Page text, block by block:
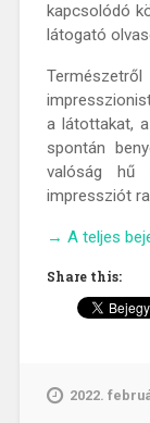
kapcsolódó
látogató
a látottakat,
spontán
valóság hű
impressziót
„Impresszió
fény,
festék,
→ A teljes
Share this:
2022.